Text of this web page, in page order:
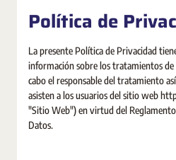
Política de
La presente Política de Privacidad
información sobre los tratamientos de
cabo el responsable del tratamiento
asisten a los usuarios del sitio web
"Sitio Web") en virtud del
Datos.